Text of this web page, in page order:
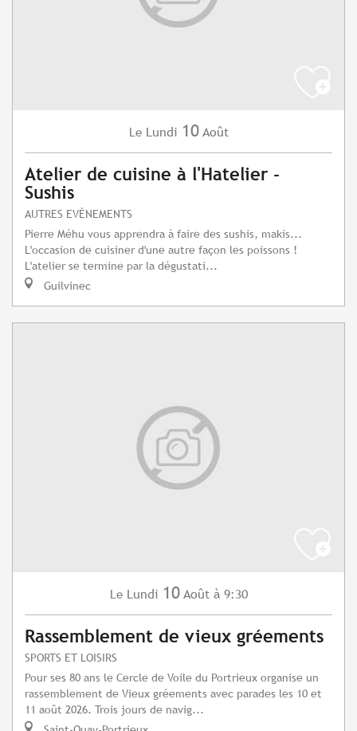
Le Lundi 10 Août
Atelier de cuisine à l'Hatelier -
Sushis
AUTRES EVÈNEMENTS
Pierre Méhu vous apprendra à faire des sushis, makis...
L'occasion de cuisiner d'une autre façon les poissons !
L'atelier se termine par la dégustati...
Guilvinec
Le Lundi 10 Août à 9:30
Rassemblement de vieux gréements
SPORTS ET LOISIRS
Pour ses 80 ans le Cercle de Voile du Portrieux organise un
rassemblement de Vieux gréements avec parades les 10 et
11 août 2026. Trois jours de navig...